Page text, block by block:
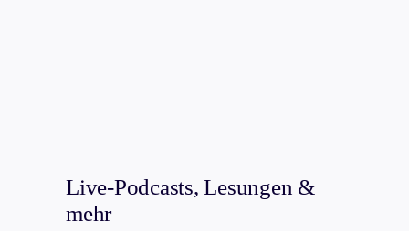
Live-Podcasts, Lesungen &
mehr